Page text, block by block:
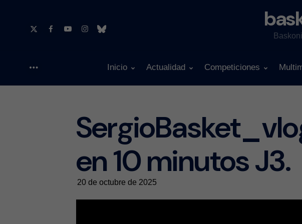
Inicio Actualidad Competiciones
en 10 minutos J3.
20 de octubre de 2025